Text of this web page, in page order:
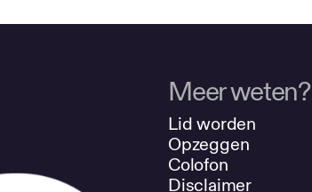
Meer weten?
Lid worden
Opzeggen
Colofon
Disclaimer